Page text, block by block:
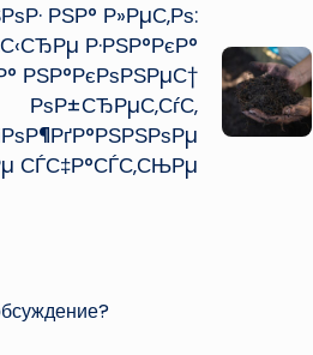
РЅР° Р»РµС‚Рѕ:
Р·РЅР°РєР°
РЅР°РєРѕРЅРµС†
РѕР±СЂРµС‚СѓС‚
СЃС‡Р°СЃС‚СЊРµ